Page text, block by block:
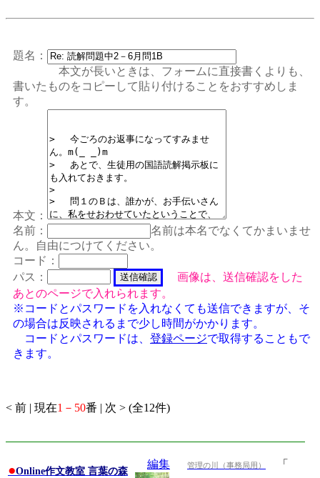
題名：
本文が長いときは、フォームに直接書くよりも、
書いたものをコピーして貼り付けることをおすすめしま
す。
本文：
名前：
名前は本名でなくてかまいませ
ん。自由につけてください。
コード：
パス：
画像は、送信確認をした
あとのページで入れられます。
※コードとパスワードを入れなくても送信できますが、そ
の場合は反映されるまで少し時間がかかります。
コードとパスワードは、 登録ページで取得することもで
きます。
< 前 | 現在1－50番 | 次 > (全12件)
●Online作文教室 言葉の森
編集 管理の川（事務局用） 「